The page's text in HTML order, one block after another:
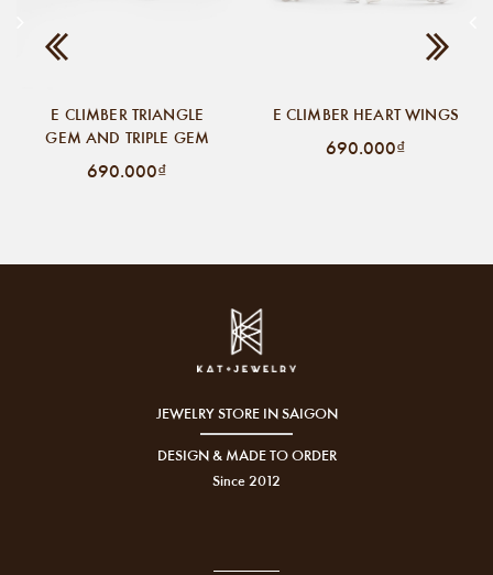
E CLIMBER TRIANGLE
GEM AND TRIPLE GEM
690.000₫
E CLIMBER HEART WINGS
690.000₫
JEWELRY STORE IN SAIGON
DESIGN & MADE TO ORDER
Since 2012